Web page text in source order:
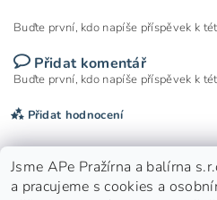
Buďte první, kdo napíše příspěvek k
Přidat komentář
Buďte první, kdo napíše příspěvek k
Přidat hodnocení
Jsme APe Pražírna a balírna
a pracujeme s cookies a